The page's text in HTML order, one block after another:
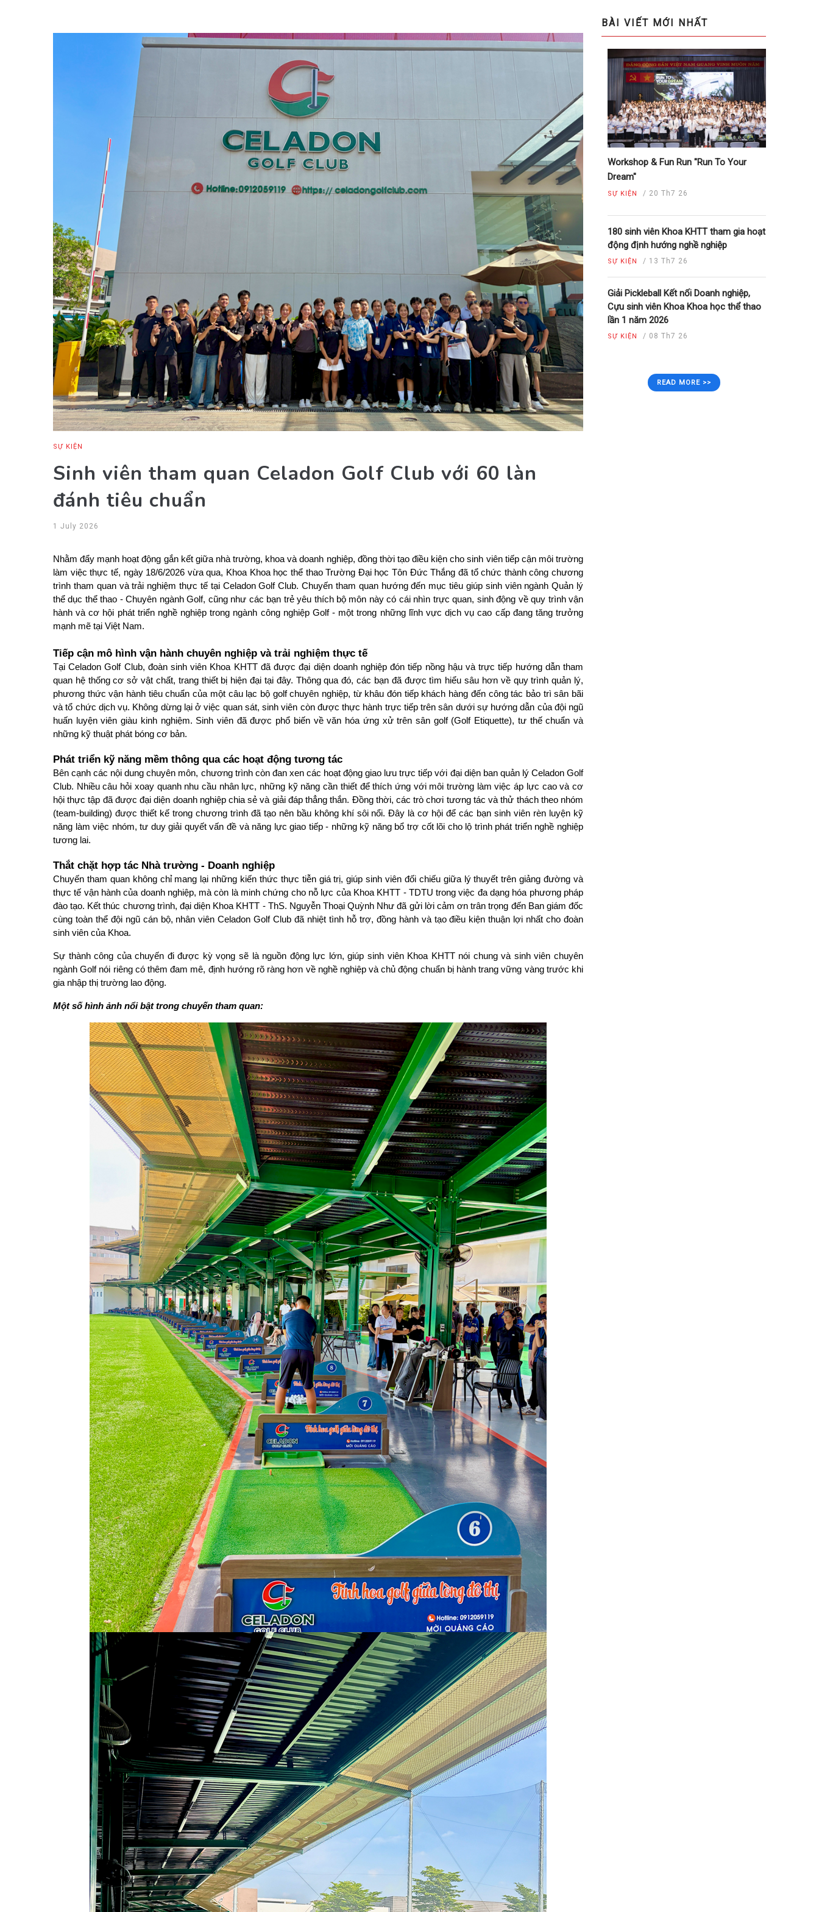
SỰ KIỆN
Sinh viên tham quan Celadon Golf Club với 60 làn
đánh tiêu chuẩn
1 July 2026
Nhằm đẩy mạnh hoạt động gắn kết giữa nhà trường, khoa và doanh nghiệp, đồng thời tạo điều kiện cho sinh viên tiếp cận môi trường
làm việc thực tế, ngày 18/6/2026 vừa qua, Khoa Khoa học thể thao Trường Đại học Tôn Đức Thắng đã tổ chức thành công chương
trình tham quan và trải nghiệm thực tế tại Celadon Golf Club. Chuyến tham quan hướng đến mục tiêu giúp sinh viên ngành Quản lý
thể dục thể thao - Chuyên ngành Golf, cũng như các bạn trẻ yêu thích bộ môn này có cái nhìn trực quan, sinh động về quy trình vận
hành và cơ hội phát triển nghề nghiệp trong ngành công nghiệp Golf - một trong những lĩnh vực dịch vụ cao cấp đang tăng trưởng
mạnh mẽ tại Việt Nam.
Tiếp cận mô hình vận hành chuyên nghiệp và trải nghiệm thực tế
Tại Celadon Golf Club, đoàn sinh viên Khoa KHTT đã được đại diện doanh nghiệp đón tiếp nồng hậu và trực tiếp hướng dẫn tham
quan hệ thống cơ sở vật chất, trang thiết bị hiện đại tại đây. Thông qua đó, các bạn đã được tìm hiểu sâu hơn về quy trình quản lý,
phương thức vận hành tiêu chuẩn của một câu lạc bộ golf chuyên nghiệp, từ khâu đón tiếp khách hàng đến công tác bảo trì sân bãi
và tổ chức dịch vụ. Không dừng lại ở việc quan sát, sinh viên còn được thực hành trực tiếp trên sân dưới sự hướng dẫn của đội ngũ
huấn luyện viên giàu kinh nghiệm. Sinh viên đã được phổ biến về văn hóa ứng xử trên sân golf (Golf Etiquette), tư thế chuẩn và
những kỹ thuật phát bóng cơ bản.
Phát triển kỹ năng mềm thông qua các hoạt động tương tác
Bên cạnh các nội dung chuyên môn, chương trình còn đan xen các hoạt động giao lưu trực tiếp với đại diện ban quản lý Celadon Golf
Club. Nhiều câu hỏi xoay quanh nhu cầu nhân lực, những kỹ năng cần thiết để thích ứng với môi trường làm việc áp lực cao và cơ
hội thực tập đã được đại diện doanh nghiệp chia sẻ và giải đáp thẳng thắn. Đồng thời, các trò chơi tương tác và thử thách theo nhóm
(team-building) được thiết kế trong chương trình đã tạo nên bầu không khí sôi nổi. Đây là cơ hội để các bạn sinh viên rèn luyện kỹ
năng làm việc nhóm, tư duy giải quyết vấn đề và năng lực giao tiếp - những kỹ năng bổ trợ cốt lõi cho lộ trình phát triển nghề nghiệp
tương lai.
Thắt chặt hợp tác Nhà trường - Doanh nghiệp
Chuyến tham quan không chỉ mang lại những kiến thức thực tiễn giá trị, giúp sinh viên đối chiếu giữa lý thuyết trên giảng đường và
thực tế vận hành của doanh nghiệp, mà còn là minh chứng cho nỗ lực của Khoa KHTT - TDTU trong việc đa dạng hóa phương pháp
đào tạo. Kết thúc chương trình, đại diện Khoa KHTT - ThS. Nguyễn Thoại Quỳnh Như đã gửi lời cảm ơn trân trọng đến Ban giám đốc
cùng toàn thể đội ngũ cán bộ, nhân viên Celadon Golf Club đã nhiệt tình hỗ trợ, đồng hành và tạo điều kiện thuận lợi nhất cho đoàn
sinh viên của Khoa.
Sự thành công của chuyến đi được kỳ vọng sẽ là nguồn động lực lớn, giúp sinh viên Khoa KHTT nói chung và sinh viên chuyên
ngành Golf nói riêng có thêm đam mê, định hướng rõ ràng hơn về nghề nghiệp và chủ động chuẩn bị hành trang vững vàng trước khi
gia nhập thị trường lao động.
Một sốhình ảnh nổi bật trong chuyến tham quan:
BÀI VIẾT MỚI NHẤT
Workshop & Fun Run "Run To Your
Dream"
SỰ KIỆN / 20 Th7 26
180 sinh viên Khoa KHTT tham gia hoạt
động định hướng nghề nghiệp
SỰ KIỆN / 13 Th7 26
Giải Pickleball Kết nối Doanh nghiệp,
Cựu sinh viên Khoa Khoa học thể thao
lần 1 năm 2026
SỰ KIỆN / 08 Th7 26
READ MORE >>